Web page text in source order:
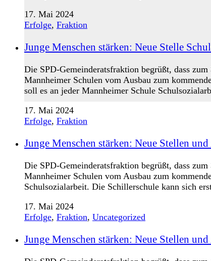
17. Mai 2024
Erfolge, Fraktion
Junge Menschen stärken: Neue Stelle
Die SPD-Gemeinderatsfraktion begrüßt, dass
Mannheimer Schulen vom Ausbau zum
soll es an jeder Mannheimer Schule
17. Mai 2024
Erfolge, Fraktion
Junge Menschen stärken: Neue Stellen
Die SPD-Gemeinderatsfraktion begrüßt, dass
Mannheimer Schulen vom Ausbau zum
Schulsozialarbeit. Die Schillerschule kann sich
17. Mai 2024
Erfolge, Fraktion, Uncategorized
Junge Menschen stärken: Neue Stellen